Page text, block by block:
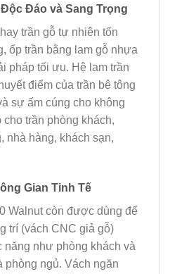
Đáo và Sang Trọng
trần gỗ tự nhiên tốn
ốp trần bằng lam gỗ nhựa
pháp tối ưu. Hệ lam trần
điểm của trần bê tông
sự ấm cúng cho không
trần phòng khách,
nhà hàng, khách sạn,
Gian Tinh Tế
Walnut còn được dùng để
trí (vách CNC giả gỗ)
như phòng khách và
phòng ngủ. Vách ngăn